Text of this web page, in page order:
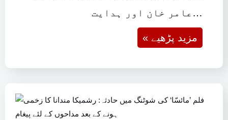
عامر خان اور ہدایت…
« مزید پڑھیے